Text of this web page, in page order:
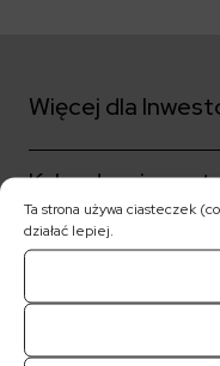
Ta strona używa ciasteczek
działać lepiej.
Więcej dla
Kalendarz
Akcjonariat
Ład korporacyjny